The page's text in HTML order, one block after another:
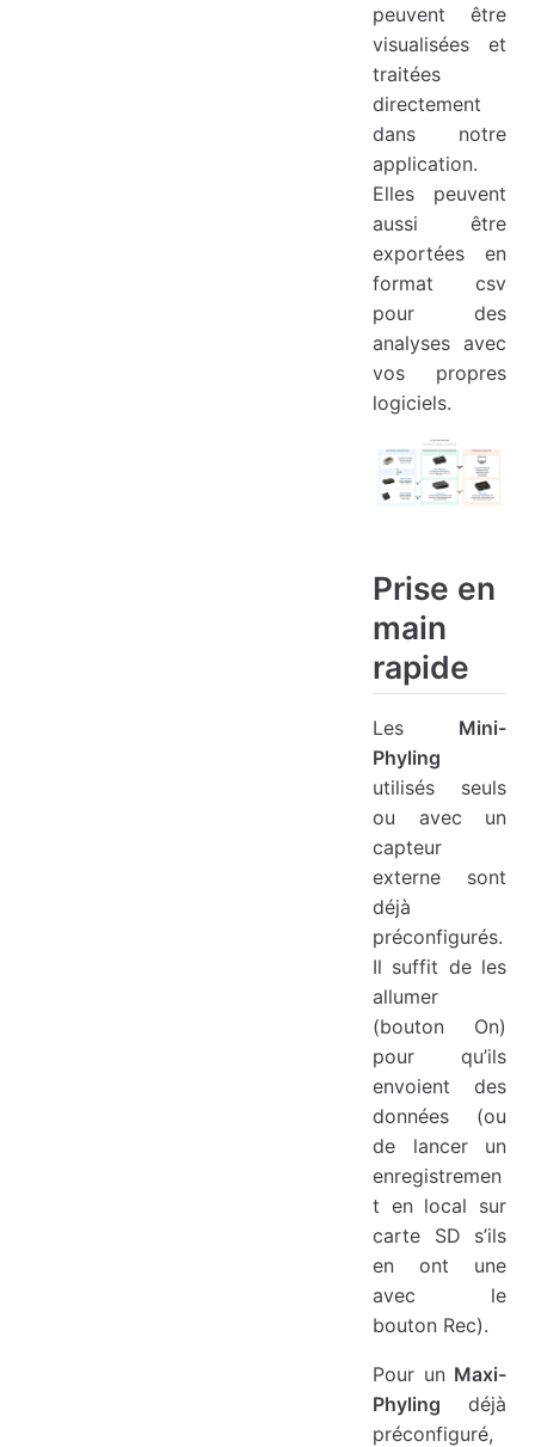
peuvent être
visualisées et
traitées
directement
dans notre
application.
Elles peuvent
aussi être
exportées en
format csv
pour des
analyses avec
vos propres
logiciels.
Prise en
main
rapide
Les Mini-
Phyling
utilisés seuls
ou avec un
capteur
externe sont
déjà
préconfigurés.
Il suffit de les
allumer
(bouton On)
pour qu’ils
envoient des
données (ou
de lancer un
enregistremen
t en local sur
carte SD s’ils
en ont une
avec le
bouton Rec).
Pour un Maxi-
Phyling déjà
préconfiguré,